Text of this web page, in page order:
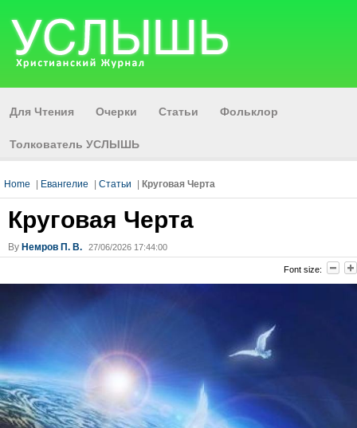
Для Чтения Очерки Статьи Фольклор
Толкователь УСЛЫШЬ
Home Евангелие Статьи Круговая Черта
Круговая Черта
By Немров П. В. 27/06/2026 17:44:00
Font size: